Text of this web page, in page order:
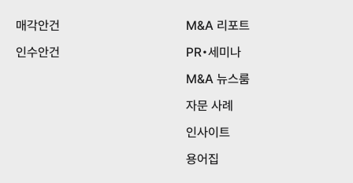
매각안건
인수안건
M&A 리포트
PR•세미나
M&A 뉴스룸
자문 사례
인사이트
용어집